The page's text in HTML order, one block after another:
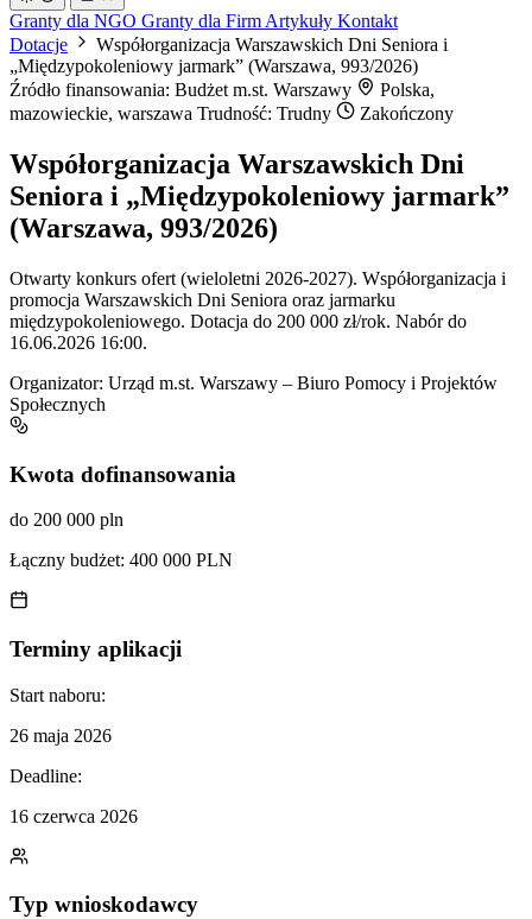
Granty dla NGO Granty dla Firm Artykuły Kontakt
Dotacje
Współorganizacja Warszawskich Dni Seniora i
„Międzypokoleniowy jarmark” (Warszawa, 993/2026)
Źródło finansowania: Budżet m.st. Warszawy
Polska,
mazowieckie, warszawa Trudność: Trudny Zakończony
Współorganizacja Warszawskich Dni
Seniora i „Międzypokoleniowy jarmark”
(Warszawa, 993/2026)
Otwarty konkurs ofert (wieloletni 2026-2027). Współorganizacja i
promocja Warszawskich Dni Seniora oraz jarmarku
międzypokoleniowego. Dotacja do 200 000 zł/rok. Nabór do
16.06.2026 16:00.
Organizator: Urząd m.st. Warszawy – Biuro Pomocy i Projektów
Społecznych
Kwota dofinansowania
do 200 000 pln
Łączny budżet: 400 000 PLN
Terminy aplikacji
Start naboru:
26 maja 2026
Deadline:
16 czerwca 2026
Typ wnioskodawcy